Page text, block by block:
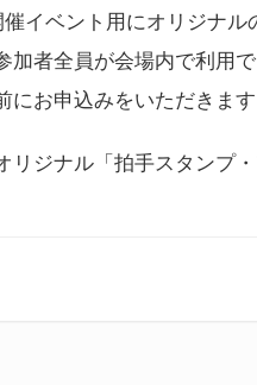
催イベント用にオリジナ
加者全員が会場内で利用
にお申込みをいただきま
リジナル「拍手スタンプ